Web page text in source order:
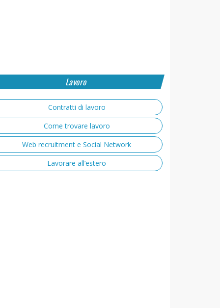
Lavoro
Contratti di lavoro
Come trovare lavoro
Web recruitment e Social Network
Lavorare all’estero